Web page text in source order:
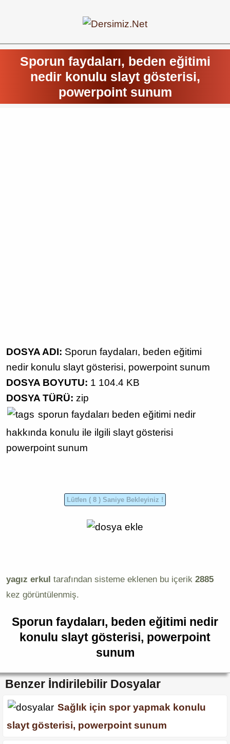
Sporun faydaları, beden eğitimi
nedir konulu slayt gösterisi,
powerpoint sunum
DOSYA ADI: Sporun faydaları, beden eğitimi
nedir konulu slayt gösterisi, powerpoint sunum
DOSYA BOYUTU: 1 104.4 KB
DOSYA TÜRÜ: zip
sporun faydaları beden eğitimi nedir
hakkında konulu ile ilgili slayt gösterisi
powerpoint sunum
yagız erkul tarafından sisteme eklenen bu içerik 2885
kez görüntülenmiş.
Sporun faydaları, beden eğitimi nedir
konulu slayt gösterisi, powerpoint
sunum
Benzer İndirilebilir Dosyalar
Sağlık için spor yapmak konulu
slayt gösterisi, powerpoint sunum